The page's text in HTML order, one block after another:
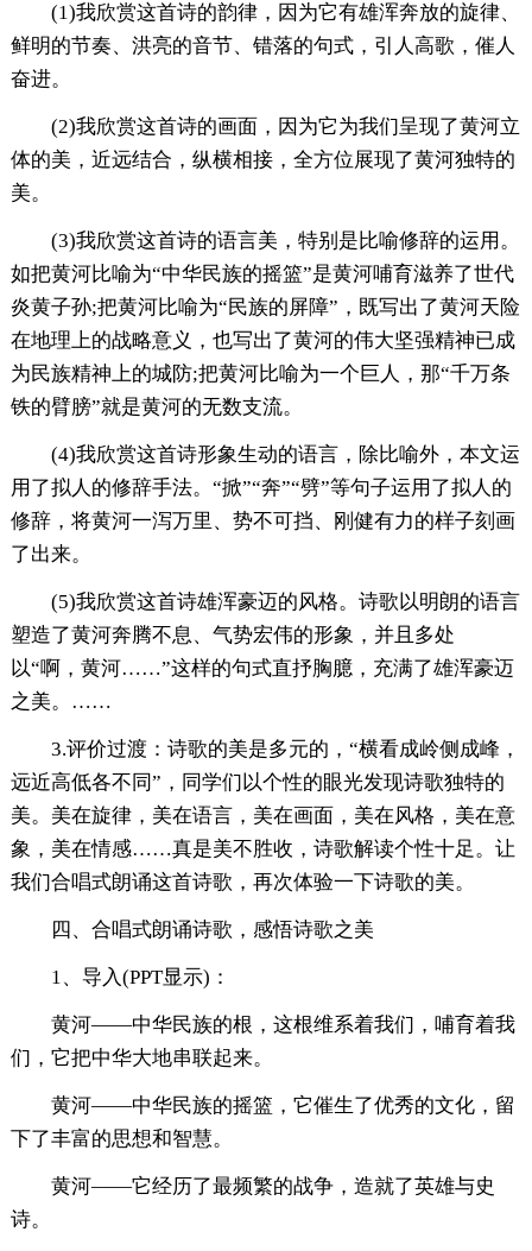
(1)我欣赏这首诗的韵律，因为它有雄浑奔放的旋律、
鲜明的节奏、洪亮的音节、错落的句式，引人高歌，催人
奋进。
(2)我欣赏这首诗的画面，因为它为我们呈现了黄河立
体的美，近远结合，纵横相接，全方位展现了黄河独特的
美。
(3)我欣赏这首诗的语言美，特别是比喻修辞的运用。
如把黄河比喻为“中华民族的摇篮”是黄河哺育滋养了世代
炎黄子孙;把黄河比喻为“民族的屏障”，既写出了黄河天险
在地理上的战略意义，也写出了黄河的伟大坚强精神已成
为民族精神上的城防;把黄河比喻为一个巨人，那“千万条
铁的臂膀”就是黄河的无数支流。
(4)我欣赏这首诗形象生动的语言，除比喻外，本文运
用了拟人的修辞手法。“掀”“奔”“劈”等句子运用了拟人的
修辞，将黄河一泻万里、势不可挡、刚健有力的样子刻画
了出来。
(5)我欣赏这首诗雄浑豪迈的风格。诗歌以明朗的语言
塑造了黄河奔腾不息、气势宏伟的形象，并且多处
以“啊，黄河……”这样的句式直抒胸臆，充满了雄浑豪迈
之美。……
3.评价过渡：诗歌的美是多元的，“横看成岭侧成峰，
远近高低各不同”，同学们以个性的眼光发现诗歌独特的
美。美在旋律，美在语言，美在画面，美在风格，美在意
象，美在情感……真是美不胜收，诗歌解读个性十足。让
我们合唱式朗诵这首诗歌，再次体验一下诗歌的美。
四、合唱式朗诵诗歌，感悟诗歌之美
1、导入(PPT显示)：
黄河——中华民族的根，这根维系着我们，哺育着我
们，它把中华大地串联起来。
黄河——中华民族的摇篮，它催生了优秀的文化，留
下了丰富的思想和智慧。
黄河——它经历了最频繁的战争，造就了英雄与史
诗。